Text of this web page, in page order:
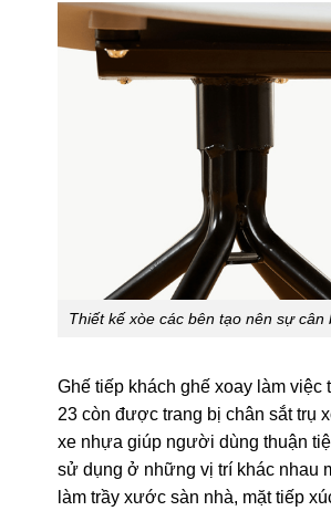
Thiết kế xòe các bên tạo nên sự cân
Ghế tiếp khách ghế xoay làm việc
23 còn được trang bị chân sắt trụ
xe nhựa giúp người dùng thuận
sử dụng ở những vị trí khác nhau
làm trầy xước sàn nhà, mặt tiếp